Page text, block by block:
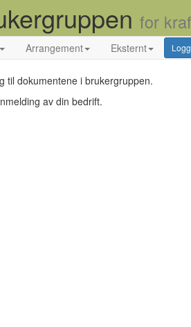
for
Arrangement Eksternt
til dokumentene i brukergruppen.
av din bedrift.